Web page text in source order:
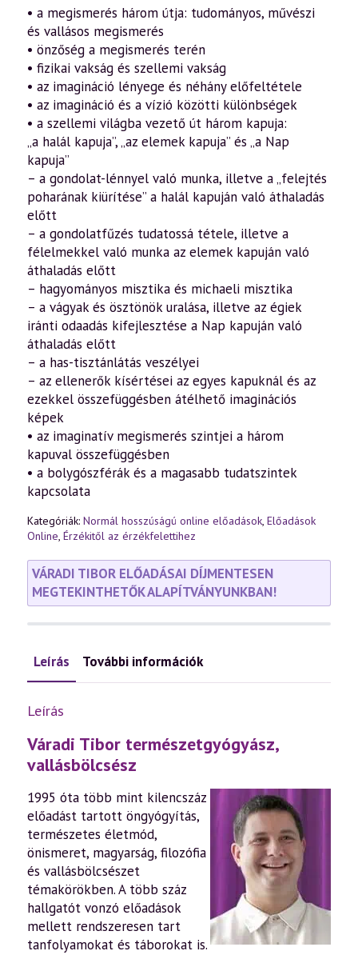
szellemi
megismerés
korunkban
(1.
rész)
(2015.03.20.)
mennyiség
• a megismerés három útja: tudományos, művészi
és vallásos megismerés
• önzőség a megismerés terén
• fizikai vakság és szellemi vakság
• az imagináció lényege és néhány előfeltétele
• az imagináció és a vízió közötti különbségek
• a szellemi világba vezető út három kapuja:
„a halál kapuja”, „az elemek kapuja” és „a Nap
kapuja”
– a gondolat-lénnyel való munka, illetve a „felejtés
poharának kiürítése” a halál kapuján való áthaladás
előtt
– a gondolatfűzés tudatossá tétele, illetve a
félelmekkel való munka az elemek kapuján való
áthaladás előtt
– hagyományos misztika és michaeli misztika
– a vágyak és ösztönök uralása, illetve az égiek
iránti odaadás kifejlesztése a Nap kapuján való
áthaladás előtt
– a has-tisztánlátás veszélyei
– az ellenerők kísértései az egyes kapuknál és az
ezekkel összefüggésben átélhető imaginációs
képek
• az imaginatív megismerés szintjei a három
kapuval összefüggésben
• a bolygószférák és a magasabb tudatszintek
kapcsolata
Kategóriák: Normál hosszúságú online előadások, Előadások
Online, Érzékitől az érzékfelettihez
VÁRADI TIBOR ELŐADÁSAI DÍJMENTESEN
MEGTEKINTHETŐK ALAPÍTVÁNYUNKBAN!
Leírás További információk
Leírás
Váradi Tibor természetgyógyász,
vallásbölcsész
1995 óta több mint kilencszáz
előadást tartott öngyógyítás,
természetes életmód,
önismeret, magyarság, filozófia
és vallásbölcsészet
témakörökben. A több száz
hallgatót vonzó előadások
mellett rendszeresen tart
tanfolyamokat és táborokat is.